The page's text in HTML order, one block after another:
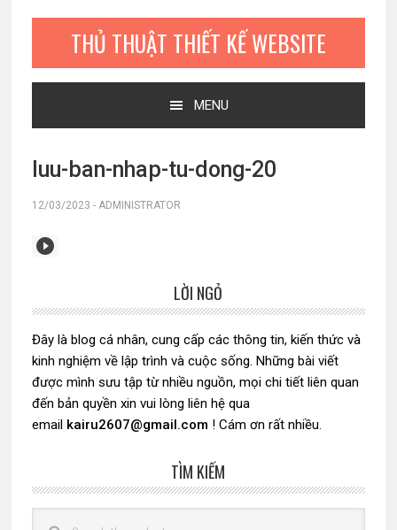
THỦ THUẬT THIẾT KẾ WEBSITE
MENU
luu-ban-nhap-tu-dong-20
12/03/2023 - ADMINISTRATOR
chính
LỜI NGỎ
Đây là blog cá nhân, cung cấp các thông tin, kiến thức và
kinh nghiệm về lập trình và cuộc sống. Những bài viết
được mình sưu tập từ nhiều nguồn, mọi chi tiết liên quan
đến bản quyền xin vui lòng liên hệ qua
email kairu2607@gmail.com ! Cám ơn rất nhiều.
TÌM KIẾM